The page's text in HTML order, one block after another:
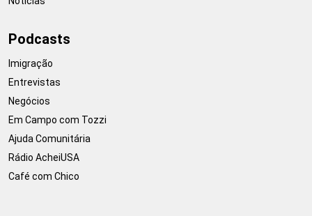
Podcasts
Imigração
Entrevistas
Negócios
Em Campo com Tozzi
Ajuda Comunitária
Rádio AcheiUSA
Café com Chico